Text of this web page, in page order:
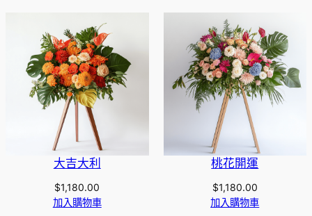
大吉大利
$1,180.00
加入購物車
桃花開運
$1,180.00
加入購物車